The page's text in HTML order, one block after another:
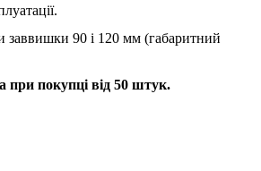
заввишки 90 і 120 мм (габаритний
при покупці від 50 штук.